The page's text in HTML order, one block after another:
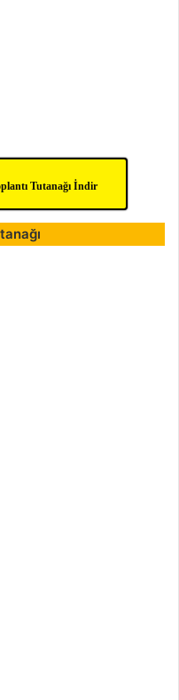
Tutanağı İndir